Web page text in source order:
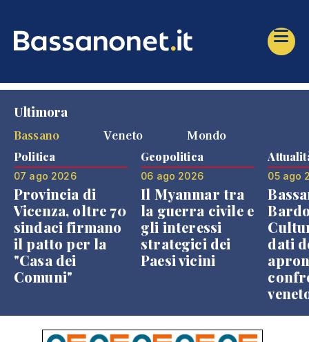
Ultimora
Bassano
Veneto Mondo
Politica
07 ago 2026
Provincia di
Vicenza, oltre 70
sindaci firmano
il patto per la
"Casa dei
Comuni"
Geopolitica
06 ago 2026
Il Myanmar tra
la guerra civile e
gli interessi
strategici dei
Paesi vicini
05 ago
dati